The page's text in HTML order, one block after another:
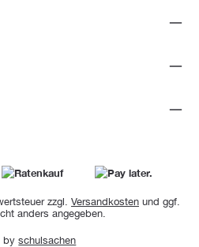
byschulsachen
zzgl. Versandkosten und ggf.
anders angegeben.